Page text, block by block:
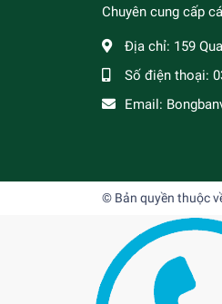
Chuyên cung cấp
Địa chỉ: 159
Số điện thoại:
Email:
© Bản quyền thuộc